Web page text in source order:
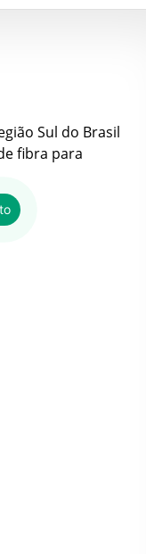
Sul do Brasil
fibra para